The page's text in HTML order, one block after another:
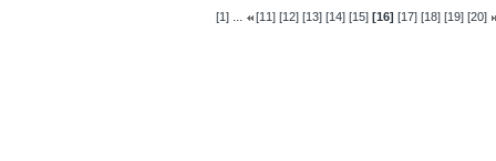
[1] ... [11] [12] [13] [14] [15] [16] [17] [18] [19] [20]